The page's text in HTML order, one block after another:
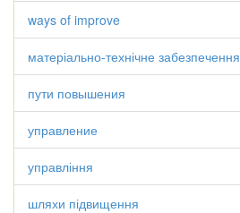
ways of improve
матеріально-технічне забезпечення
пути повышения
управление
управління
шляхи підвищення